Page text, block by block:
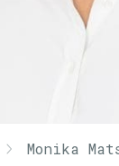
Monika